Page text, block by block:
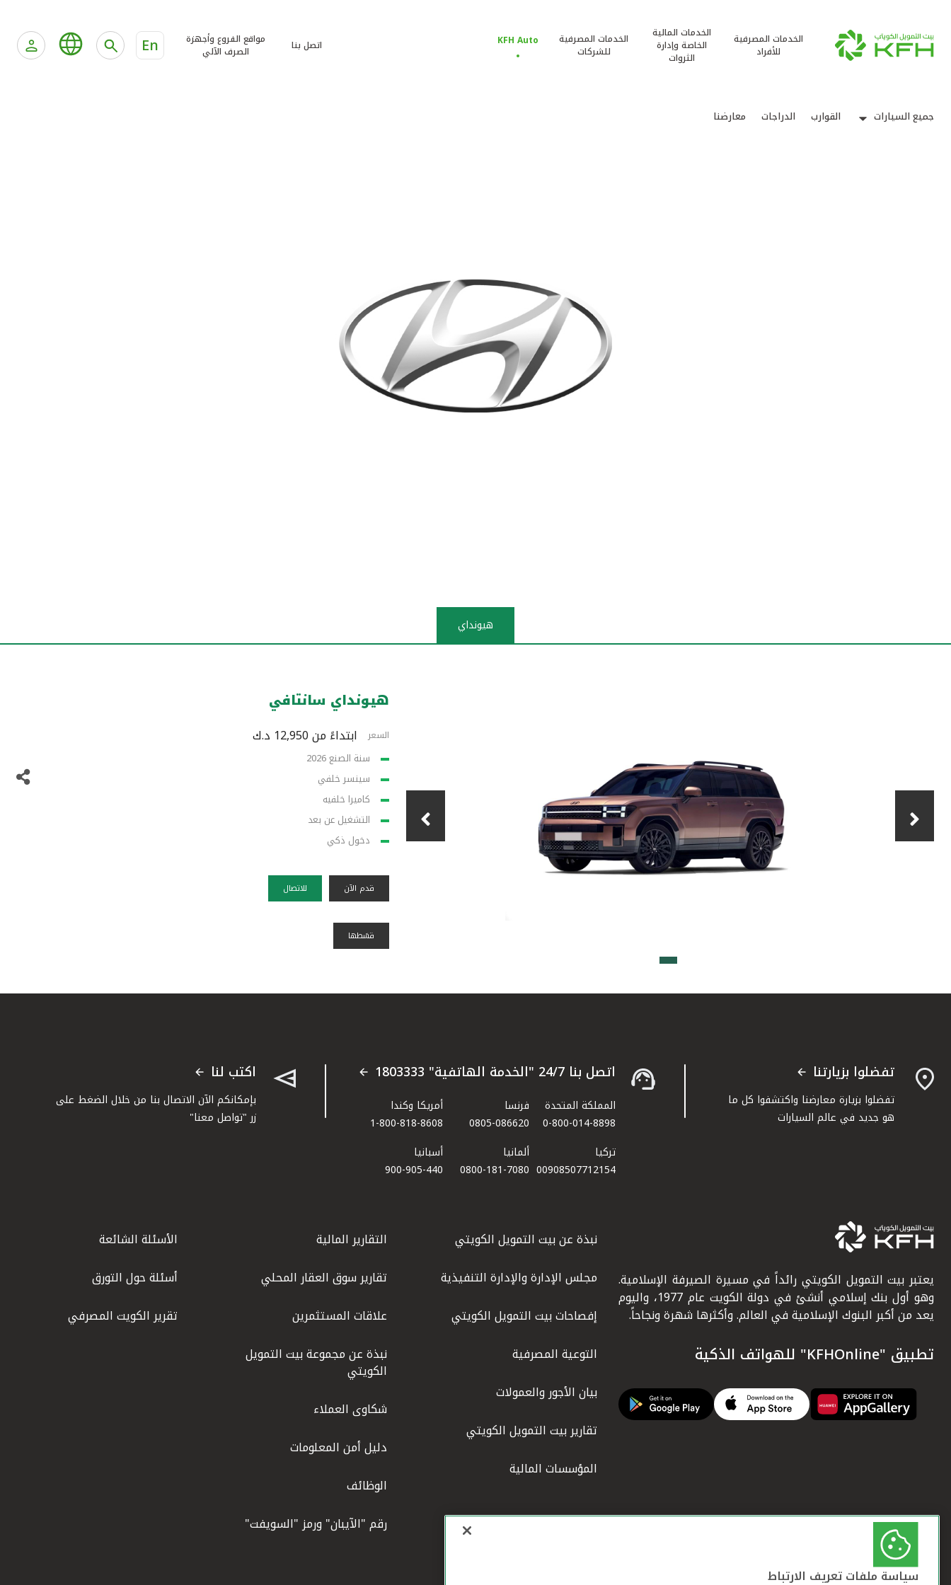
الخدمات المصرفية
للأفراد
الخدمات المالية
الخاصة وإدارة
الثروات
الخدمات المصرفية
للشركات
KFH Auto اتصل بنا
مواقع الفروع وأجهزة
الصرف الآلي
En
جميع السيارات القوارب الدراجات معارضنا
هيونداي
هيونداي سانتافي
السعر ابتداءً من 12,950 د.ك
سنة الصنع 2026
سينسر خلفي
كاميرا خلفيه
التشغيل عن بعد
دخول ذكي
قدم الآن للاتصال
قسًطها
تفضلوا بزيارتنا
تفضلوا بزيارة معارضنا واكتشفوا كل ما
هو جديد في عالم السيارات
اتصل بنا 24/7 "الخدمة الهاتفية" 1803333
المملكة المتحدة
0-800-014-8898
فرنسا
0805-086620
أمريكا وكندا
1-800-818-8608
تركيا
00908507712154​
ألمانيا
0800-181-7080
أسبانيا
900-905-440
اكتب لنا
بإمكانكم الآن الاتصال بنا من خلال الضغط على
زر "تواصل معنا"
يعتبر بيت التمويل الكويتي رائداً في مسيرة الصيرفة الإسلامية.
وهو أول بنك إسلامي أنشئ في دولة الكويت عام 1977، واليوم
يعد من أكبر البنوك الإسلامية في العالم. وأكثرها شهرة ونجاحاً.
تطبيق "KFHOnline" للهواتف الذكية
نبذة عن بيت التمويل الكويتي
مجلس الإدارة والإدارة التنفيذية
إفصاحات بيت التمويل الكويتي
التوعية المصرفية
بيان الأجور والعمولات
تقارير بيت التمويل الكويتي
المؤسسات المالية
التقارير المالية
تقارير سوق العقار المحلي
علاقات المستثمرين
نبذة عن مجموعة بيت التمويل
الكويتي
شكاوى العملاء
دليل أمن المعلومات
الوظائف
رقم "الآيبان" ورمز "السويفت"
الأسئلة الشائعة
أسئلة حول التورق
تقرير الكويت المصرفي
سياسة ملفات تعريف الارتباط